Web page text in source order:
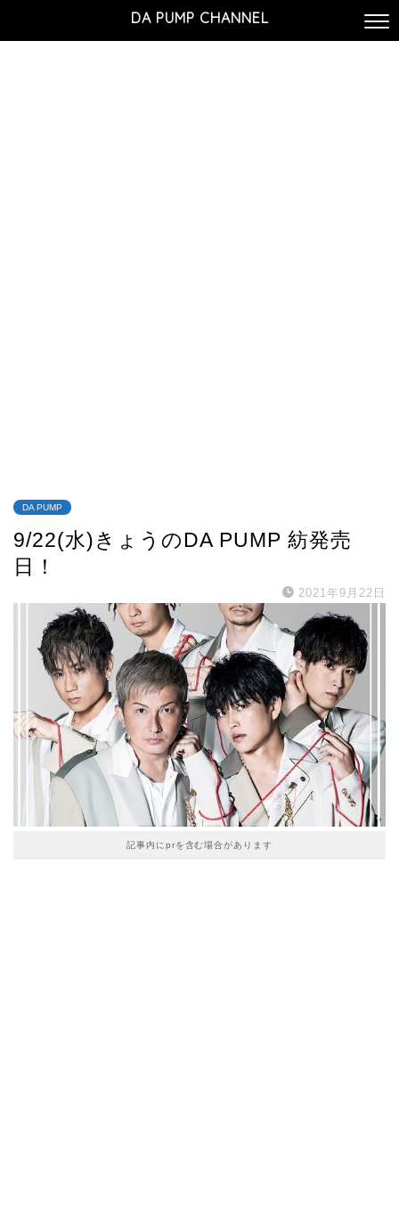
DA PUMP CHANNEL
DA PUMP
9/22(水)きょうのDA PUMP 紡発売
日！
2021年9月22日
記事内にprを含む場合があります